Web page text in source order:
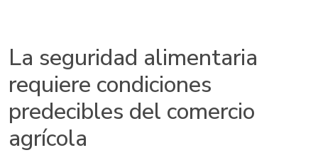
La seguridad alimentaria
requiere condiciones
predecibles del comercio
agrícola